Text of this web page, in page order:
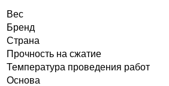
Вес
Бренд
Страна
Прочность на сжатие
Температура проведения работ
Основа